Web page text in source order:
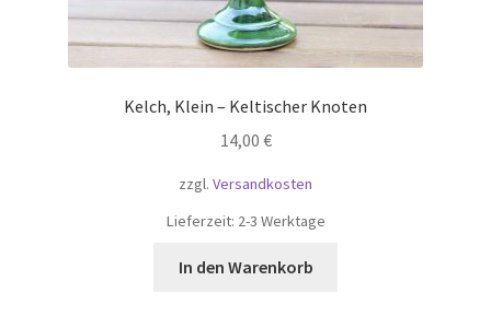
Kelch, Klein – Keltischer Knoten
14,00 €
zzgl. Versandkosten
Lieferzeit: 2-3 Werktage
In den Warenkorb